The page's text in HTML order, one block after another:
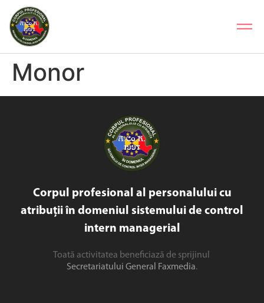
Monor
Corpul profesional al personalului cu
atribuții în domeniul sistemului de control
intern managerial
Toată activitatea beneficiază de sprijinul
Secretariatului General Faxmedia.